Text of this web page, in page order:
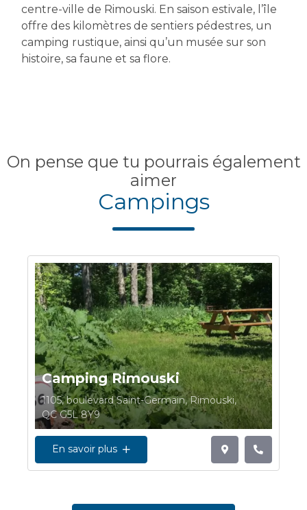
centre-ville de Rimouski. En saison estivale, l’île
offre des kilomètres de sentiers pédestres, un
camping rustique, ainsi qu’un musée sur son
histoire, sa faune et sa flore.
On pense que tu pourrais également
aimer
Campings
Camping Rimouski
1105, boulevard Saint-Germain, Rimouski,
QC G5L 8Y9
En savoir plus